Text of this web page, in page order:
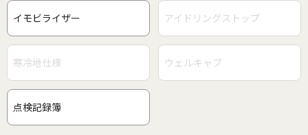
イモビライザー アイドリングストップ
寒冷地仕様 ウェルキャブ
点検記録簿